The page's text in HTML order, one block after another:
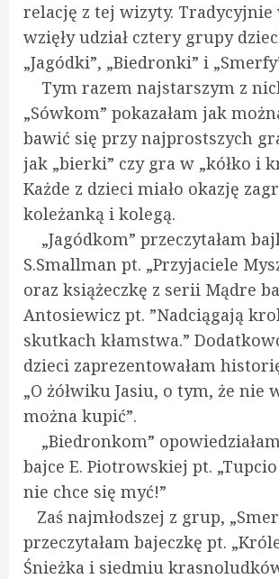
relację z tej wizyty. Tradycyjnie
wzięły udział cztery grupy
„Jagódki”, „Biedronki” i
Tym razem najstarszym z
„Sówkom” pokazałam jak
bawić się przy najprostszych
jak „bierki” czy gra w „kółko i
Każde z dzieci miało okazję
koleżanką i kolegą.
„Jagódkom” przeczytałam
S.Smallman pt. „Przyjaciele
oraz książeczkę z serii Mądre
Antosiewicz pt. ”Nadciągają
skutkach kłamstwa.”
dzieci zaprezentowałam
„O żółwiku Jasiu, o tym, że nie
można kupić”.
„Biedronkom”
bajce E. Piotrowskiej pt.
nie chce się myć!”
Zaś najmłodszej z grup,
przeczytałam bajeczkę pt.
Śnieżka i siedmiu